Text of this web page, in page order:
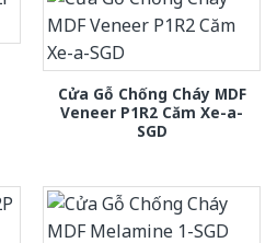
Cửa Gỗ Chống Cháy MDF
Veneer P1R2 Căm Xe-a-
SGD